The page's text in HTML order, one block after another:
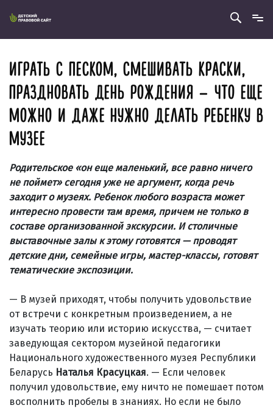
ИГРАТЬ С ПЕСКОМ, СМЕШИВАТЬ КРАСКИ,
ПРАЗДНОВАТЬ ДЕНЬ РОЖДЕНИЯ — ЧТО ЕЩЕ
МОЖНО И ДАЖЕ НУЖНО ДЕЛАТЬ РЕБЕНКУ В
МУЗЕЕ
Родительское «он еще маленький, все равно ничего
не поймет» сегодня уже не аргумент, когда речь
заходит о музеях. Ребенок любого возраста может
интересно провести там время, причем не только в
составе организованной экскурсии. И столичные
выставочные залы к этому готовятся — проводят
детские дни, семейные игры, мастер-классы, готовят
тематические экспозиции.
— В музей приходят, чтобы получить удовольствие
от встречи с конкретным произведением, а не
изучать теорию или историю искусства, — считает
заведующая сектором музейной педагогики
Национального художественного музея Республики
Беларусь Наталья Красуцкая. — Если человек
получил удовольствие, ему ничто не помешает потом
восполнить пробелы в знаниях. Но если не было